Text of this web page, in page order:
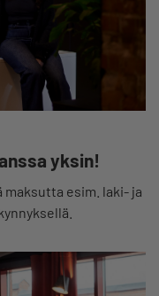
yksin!
esim. laki- ja